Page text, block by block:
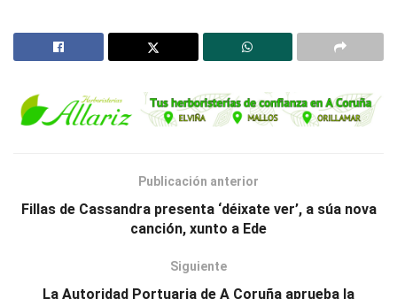
Publicación anterior
Fillas de Cassandra presenta ‘déixate ver’, a súa nova
canción, xunto a Ede
Siguiente
La Autoridad Portuaria de A Coruña aprueba la